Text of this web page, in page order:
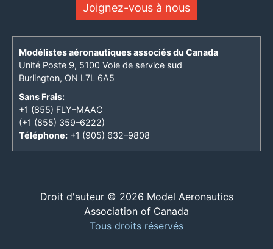
Joignez-vous à nous
Modélistes aéronautiques associés du Canada
Unité Poste 9, 5100 Voie de service sud
Burlington, ON L7L 6A5
Sans Frais:
+1 (855) FLY–MAAC
(+1 (855) 359–6222)
Téléphone: +1 (905) 632–9808
Droit d'auteur © 2026 Model Aeronautics
Association of Canada
Tous droits réservés